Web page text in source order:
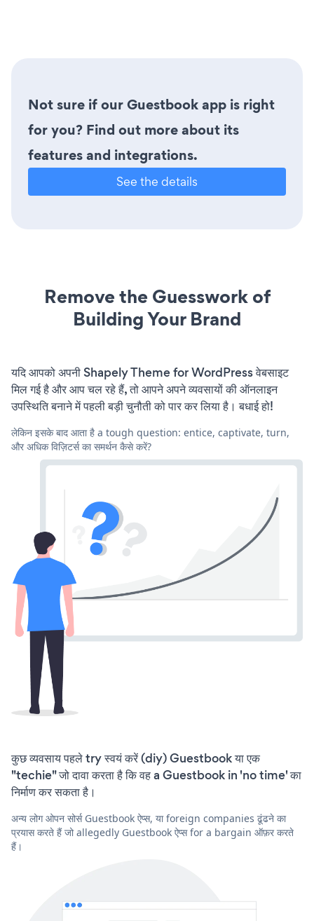
Not sure if our Guestbook app is right
for you? Find out more about its
features and integrations.
See the details
Remove the Guesswork of
Building Your Brand
यदि आपको अपनी Shapely Theme for WordPress वेबसाइट
मिल गई है और आप चल रहे हैं, तो आपने अपने व्यवसायों की ऑनलाइन
उपस्थिति बनाने में पहली बड़ी चुनौती को पार कर लिया है। बधाई हो!
लेकिन इसके बाद आता है a tough question: entice, captivate, turn,
और अधिक विज़िटर्स का समर्थन कैसे करें?
कुछ व्यवसाय पहले try स्वयं करें (diy) Guestbook या एक
"techie" जो दावा करता है कि वह a Guestbook in 'no time' का
निर्माण कर सकता है।
अन्य लोग ओपन सोर्स Guestbook ऐप्स, या foreign companies ढूंढने का
प्रयास करते हैं जो allegedly Guestbook ऐप्स for a bargain ऑफ़र करते
हैं।